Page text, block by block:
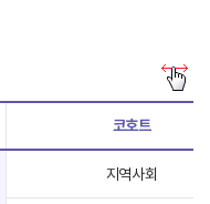
코호트
지역사회